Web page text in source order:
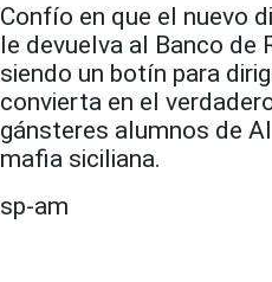
Confío en que el nuevo
le devuelva al Banco de
siendo un botín para
convierta en el
gánsteres alumnos de
mafia siciliana.
sp-am